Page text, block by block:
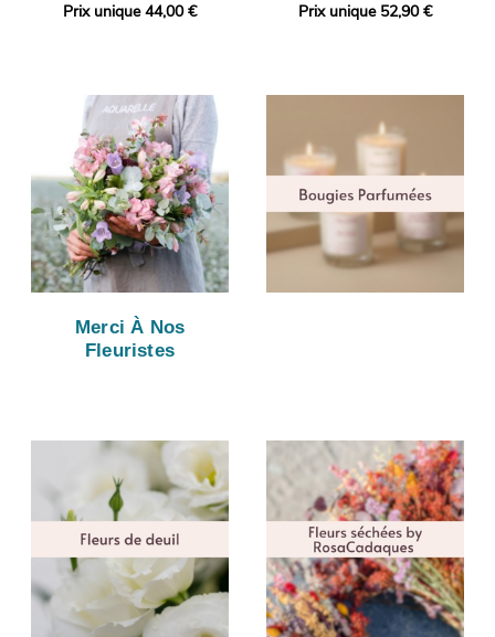
Prix unique 44,00 € Prix unique 52,90 €
Merci À Nos
Fleuristes